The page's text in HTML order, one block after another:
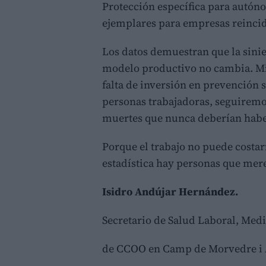
Protección específica para
ejemplares para empresas
Los datos demuestran que la
modelo productivo no cambia.
falta de inversión en prevención
personas trabajadoras,
muertes que nunca deberían
Porque el trabajo no puede
estadística hay personas que
Isidro Andújar Hernández.
Secretario de Salud Laboral,
de CCOO en Camp de Morvedre